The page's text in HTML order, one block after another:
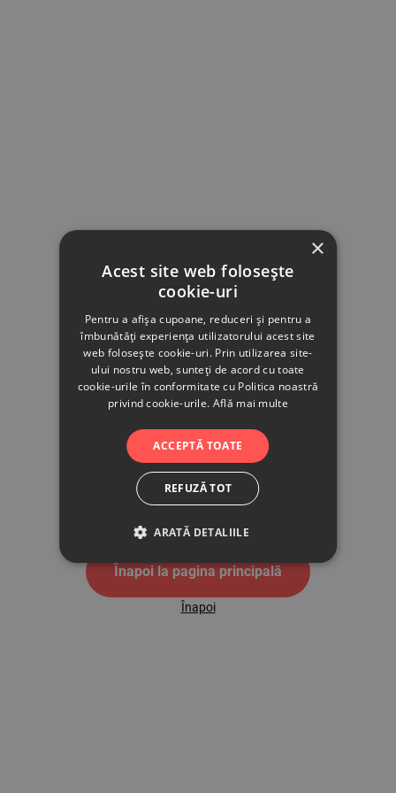
500
Înapoi la pagina principală
Înapoi
×
Acest site web folosește
cookie-uri
Pentru a afișa cupoane, reduceri și pentru a
îmbunătăți experiența utilizatorului acest site
web folosește cookie-uri. Prin utilizarea site-
ului nostru web, sunteți de acord cu toate
cookie-urile în conformitate cu Politica noastră
privind cookie-urile. Află mai multe
ACCEPTĂ TOATE
REFUZĂ TOT
ARATĂ DETALIILE